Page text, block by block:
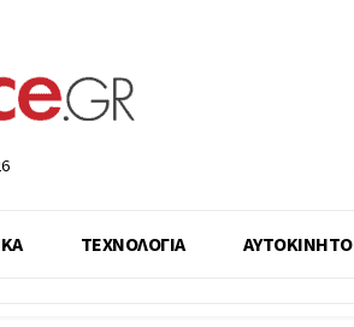
ΤΕΧΝΟΛΟΓΙΑ ΑΥΤΟΚΙΝΗΤΟ